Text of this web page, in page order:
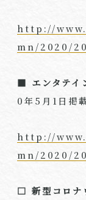
http://
mn/2020/
■ エンタテイ
0年5月1日掲
http://
mn/2020/
□ 新型コロナ